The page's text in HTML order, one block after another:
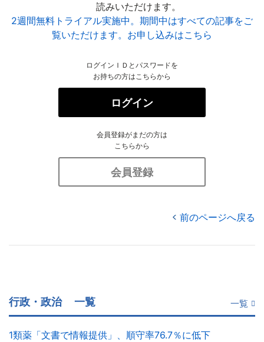
読みいただけます。
2週間無料トライアル実施中。期間中はすべての記事をご
覧いただけます。お申し込みはこちら
ログインＩＤとパスワードを
お持ちの方はこちらから
ログイン
会員登録がまだの方は
こちらから
会員登録
前のページへ戻る
行政・政治 一覧 一覧
1類薬「文書で情報提供」、順守率76.7％に低下